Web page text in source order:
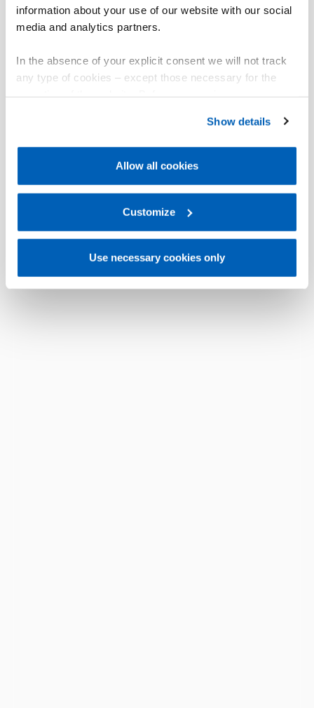
information about your use of our website with our social
media and analytics partners.
In the absence of your explicit consent we will not track
any type of cookies – except those necessary for the
Gefran - Cookie
policy.
regarding processing of personal data, at the following
Gefran - Privacy Policy.
Show details
Allow all cookies
Customize
Use necessary cookies only